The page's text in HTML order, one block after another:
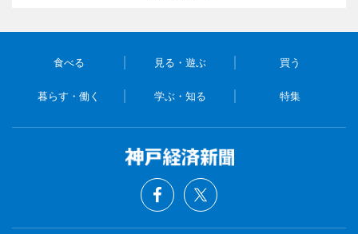
食べる 見る・遊ぶ 買う
暮らす・働く 学ぶ・知る 特集